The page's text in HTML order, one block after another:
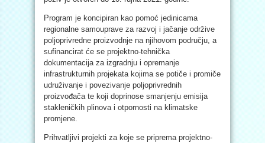
Program je koncipiran kao pomoć jedinicama
regionalne samouprave za razvoj i jačanje održive
poljoprivredne proizvodnje na njihovom području, a
sufinancirat će se projektno-tehnička
dokumentacija za izgradnju i opremanje
infrastrukturnih projekata kojima se potiče i promiče
udruživanje i povezivanje poljoprivrednih
proizvođača te koji doprinose smanjenju emisija
stakleničkih plinova i otpornosti na klimatske
promjene.
Prihvatljivi projekti za koje se priprema projektno-